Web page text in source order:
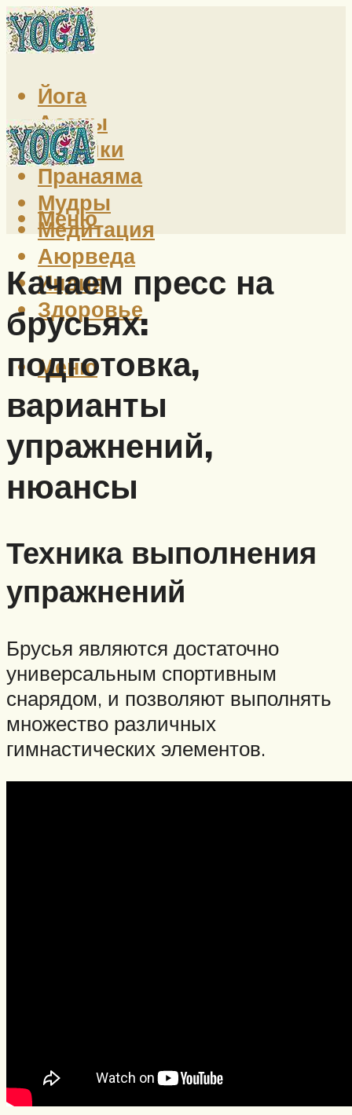
Йога
Асаны
Техники
Пранаяма
Мудры
Медитация
Аюрведа
Индия
Здоровье
Меню
Меню
Качаем пресс на
брусьях:
подготовка,
варианты
упражнений,
нюансы
Техника выполнения
упражнений
Брусья являются достаточно
универсальным спортивным
снарядом, и позволяют выполнять
множество различных
гимнастических элементов.